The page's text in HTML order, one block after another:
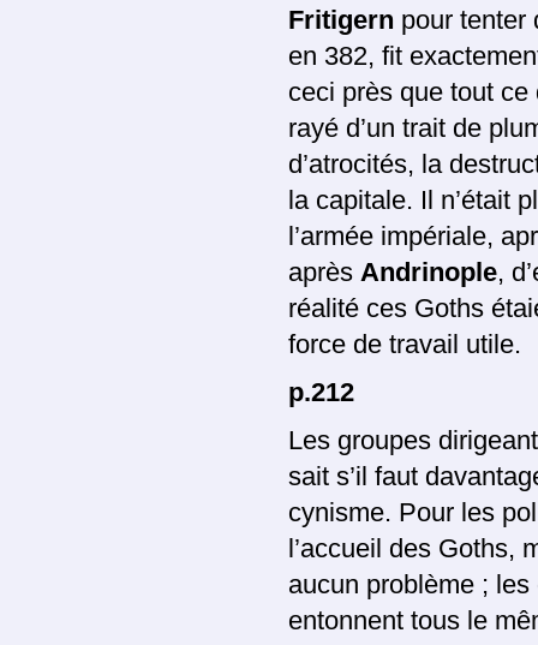
Fritigern pour tenter
en 382, fit
ceci près que tout ce
rayé d’un trait de
d’atrocités, la
la capitale. Il n’était
l’armée impériale,
après Andrinople,
réalité ces Goths
force de travail utile.
p.212
Les groupes
sait s’il faut
cynisme. Pour les
l’accueil des Goths,
aucun problème ;
entonnent tous le